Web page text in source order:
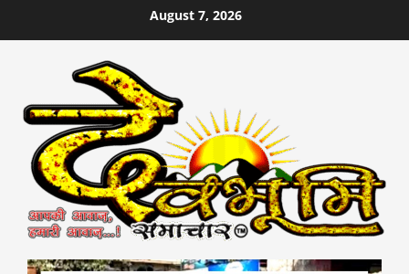
to
August 7, 2026